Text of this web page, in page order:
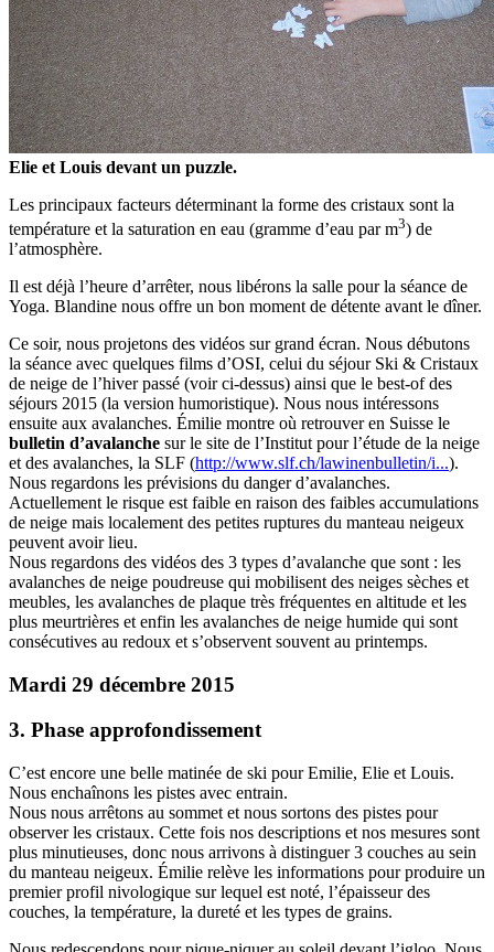
Elie et Louis devant un puzzle.
Les principaux facteurs déterminant la forme des cristaux sont la
température et la saturation en eau (gramme d’eau par m3) de
l’atmosphère.
Il est déjà l’heure d’arrêter, nous libérons la salle pour la séance de
Yoga. Blandine nous offre un bon moment de détente avant le dîner.
Ce soir, nous projetons des vidéos sur grand écran. Nous débutons
la séance avec quelques films d’OSI, celui du séjour Ski & Cristaux
de neige de l’hiver passé (voir ci-dessus) ainsi que le best-of des
séjours 2015 (la version humoristique). Nous nous intéressons
ensuite aux avalanches. Émilie montre où retrouver en Suisse le
bulletin d’avalanche sur le site de l’Institut pour l’étude de la neige
et des avalanches, la SLF (http://www.slf.ch/lawinenbulletin/i...).
Nous regardons les prévisions du danger d’avalanches.
Actuellement le risque est faible en raison des faibles accumulations
de neige mais localement des petites ruptures du manteau neigeux
peuvent avoir lieu.
Nous regardons des vidéos des 3 types d’avalanche que sont : les
avalanches de neige poudreuse qui mobilisent des neiges sèches et
meubles, les avalanches de plaque très fréquentes en altitude et les
plus meurtrières et enfin les avalanches de neige humide qui sont
consécutives au redoux et s’observent souvent au printemps.
Mardi 29 décembre 2015
3. Phase approfondissement
C’est encore une belle matinée de ski pour Emilie, Elie et Louis.
Nous enchaînons les pistes avec entrain.
Nous nous arrêtons au sommet et nous sortons des pistes pour
observer les cristaux. Cette fois nos descriptions et nos mesures sont
plus minutieuses, donc nous arrivons à distinguer 3 couches au sein
du manteau neigeux. Émilie relève les informations pour produire un
premier profil nivologique sur lequel est noté, l’épaisseur des
couches, la température, la dureté et les types de grains.